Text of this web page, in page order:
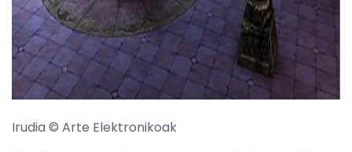
Irudia © Arte Elektronikoak